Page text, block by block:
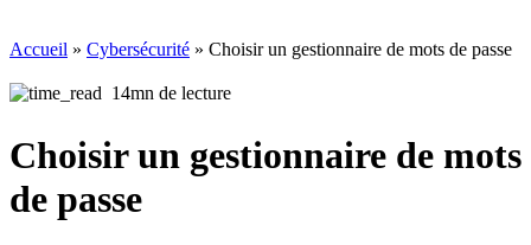
Accueil » Cybersécurité » Choisir un gestionnaire de mots de passe
14mn de lecture
Choisir un gestionnaire de mots
de passe